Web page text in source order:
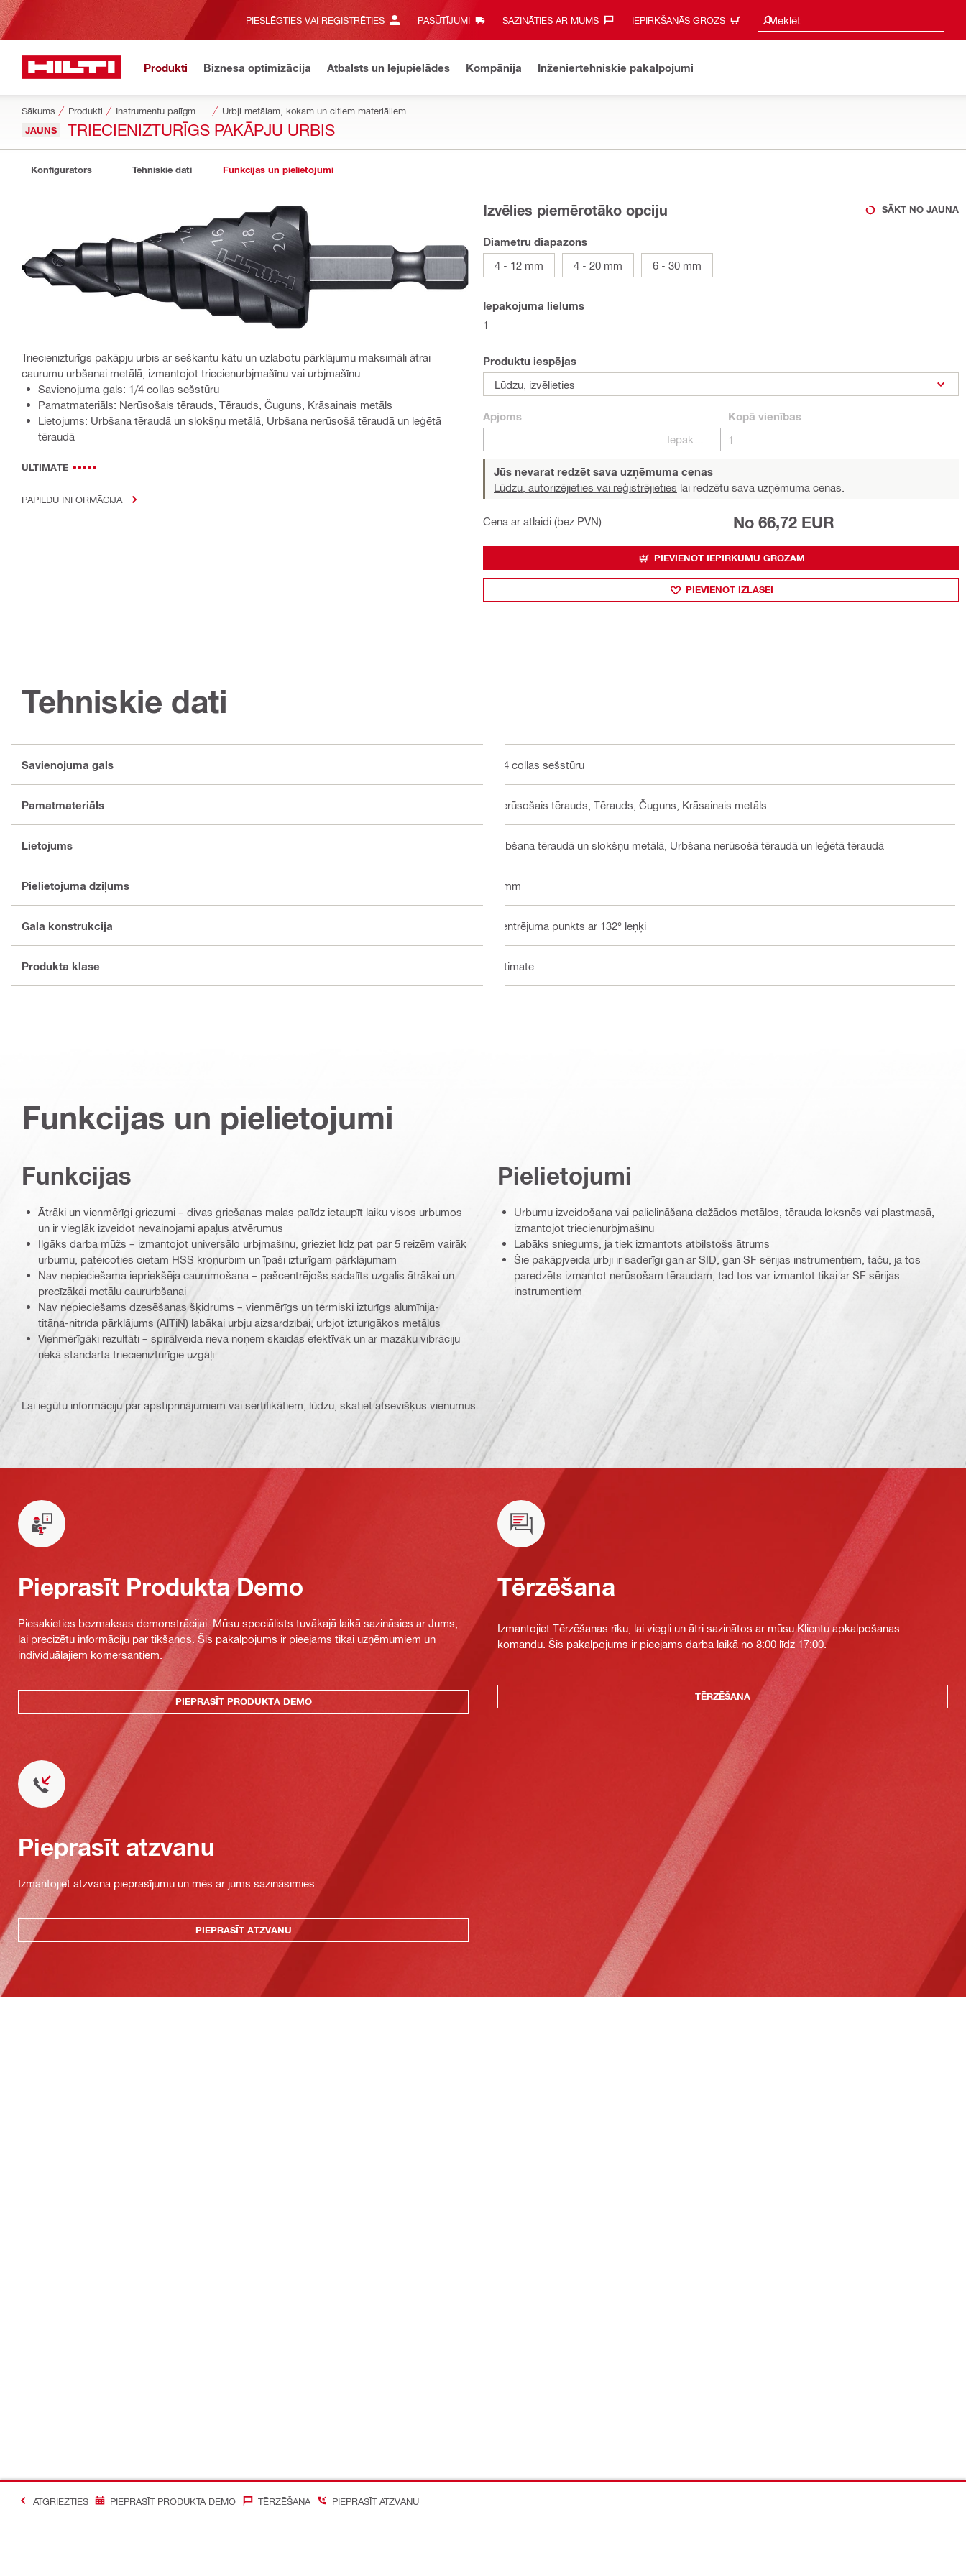
PIESLĒGTIES VAI REĢISTRĒTIES PASŪTĪJUMI SAZINĀTIES AR MUMS‎ IEPIRKŠANĀS GROZS Meklēt
Meklēšanas ieteikumi
Produkti Biznesa optimizācija Atbalsts un lejupielādes Kompānija Inženiertehniskie pakalpojumi
Sākums Produkti Urbji metālam, kokam un citiem materiāliem
JAUNS TRIECIENIZTURĪGS PAKĀPJU URBIS
Konfigurators Tehniskie dati Funkcijas un pielietojumi
Triecienizturīgs pakāpju urbis ar seškantu kātu un uzlabotu pārklājumu maksimāli ātrai
caurumu urbšanai metālā, izmantojot triecienurbjmašīnu vai urbjmašīnu
Savienojuma gals: 1/4 collas sešstūru
Pamatmateriāls: Nerūsošais tērauds, Tērauds, Čuguns, Krāsainais metāls
Lietojums: Urbšana tēraudā un slokšņu metālā, Urbšana nerūsošā tēraudā un leģētā
tēraudā
ULTIMATE
PAPILDU INFORMĀCIJA
Izvēlies piemērotāko opciju SĀKT NO JAUNA
Diametru diapazons
4 - 12 mm
4 - 20 mm 6 - 30 mm
Iepakojuma lielums
1
Produktu iespējas
Lūdzu, izvēlieties
Apjoms
Kopā vienības
1
Jūs nevarat redzēt sava uzņēmuma cenas
Lūdzu, autorizējieties vai reģistrējieties lai redzētu sava uzņēmuma cenas.
Cena ar atlaidi (bez PVN) No 66,72 EUR
PIEVIENOT IEPIRKUMU GROZAM
PIEVIENOT IZLASEI
Tehniskie dati
Savienojuma gals 1/4 collas sešstūru
Pamatmateriāls Nerūsošais tērauds, Tērauds, Čuguns, Krāsainais metāls
Lietojums Urbšana tēraudā un slokšņu metālā, Urbšana nerūsošā tēraudā un leģētā tēraudā
Pielietojuma dziļums 4 mm
Gala konstrukcija Centrējuma punkts ar 132° leņķi
Produkta klase Ultimate
Funkcijas un pielietojumi
Funkcijas
Ātrāki un vienmērīgi griezumi – divas griešanas malas palīdz ietaupīt laiku visos urbumos
un ir vieglāk izveidot nevainojami apaļus atvērumus
Ilgāks darba mūžs – izmantojot universālo urbjmašīnu, grieziet līdz pat par 5 reizēm vairāk
urbumu, pateicoties cietam HSS kroņurbim un īpaši izturīgam pārklājumam
Nav nepieciešama iepriekšēja caurumošana – pašcentrējošs sadalīts uzgalis ātrākai un
precīzākai metālu caururbšanai
Nav nepieciešams dzesēšanas šķidrums – vienmērīgs un termiski izturīgs alumīnija-
titāna-nitrīda pārklājums (AlTiN) labākai urbju aizsardzībai, urbjot izturīgākos metālus
Vienmērīgāki rezultāti – spirālveida rieva noņem skaidas efektīvāk un ar mazāku vibrāciju
nekā standarta triecienizturīgie uzgaļi
Pielietojumi
Urbumu izveidošana vai palielināšana dažādos metālos, tērauda loksnēs vai plastmasā,
izmantojot triecienurbjmašīnu
Labāks sniegums, ja tiek izmantots atbilstošs ātrums
Šie pakāpjveida urbji ir saderīgi gan ar SID, gan SF sērijas instrumentiem, taču, ja tos
paredzēts izmantot nerūsošam tēraudam, tad tos var izmantot tikai ar SF sērijas
instrumentiem
Lai iegūtu informāciju par apstiprinājumiem vai sertifikātiem, lūdzu, skatiet atsevišķus vienumus.
Pieprasīt Produkta Demo
Piesakieties bezmaksas demonstrācijai. Mūsu speciālists tuvākajā laikā sazināsies ar Jums,
lai precizētu informāciju par tikšanos. Šis pakalpojums ir pieejams tikai uzņēmumiem un
individuālajiem komersantiem.
PIEPRASĪT PRODUKTA DEMO
Tērzēšana
Izmantojiet Tērzēšanas rīku, lai viegli un ātri sazinātos ar mūsu Klientu apkalpošanas
komandu. Šis pakalpojums ir pieejams darba laikā no 8:00 līdz 17:00.
TĒRZĒŠANA
Pieprasīt atzvanu
Izmantojiet atzvana pieprasījumu un mēs ar jums sazināsimies.
PIEPRASĪT ATZVANU
ATGRIEZTIES PIEPRASĪT PRODUKTA DEMO TĒRZĒŠANA PIEPRASĪT ATZVANU